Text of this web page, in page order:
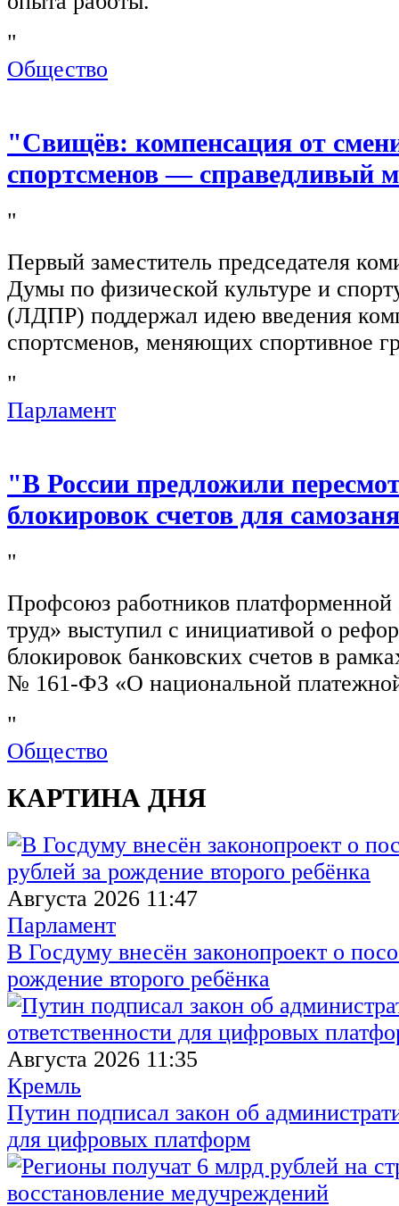
"
Общество
"Свищёв: компенсация от
спортсменов — справедливый
"
Первый заместитель председателя
Думы по физической культуре и
(ЛДПР) поддержал идею введения
спортсменов, меняющих спортивное
"
Парламент
"В России предложили
блокировок счетов для
"
Профсоюз работников
труд» выступил с инициативой о
блокировок банковских счетов в
№ 161-ФЗ «О национальной
"
Общество
КАРТИНА ДНЯ
Августа 2026 11:47
Парламент
В Госдуму внесён законопроект о
рождение второго ребёнка
Августа 2026 11:35
Кремль
Путин подписал закон об
для цифровых платформ